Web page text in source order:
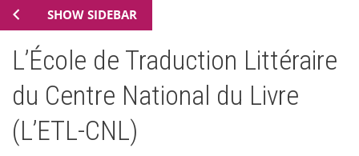
SHOW SIDEBAR
L’École de Traduction Littéraire
du Centre National du Livre
(L’ETL-CNL)